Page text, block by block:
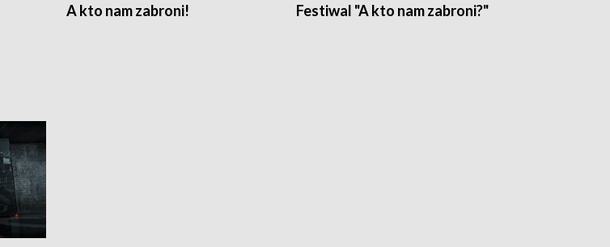
A kto nam zabroni! Festiwal "A kto nam zabroni?"